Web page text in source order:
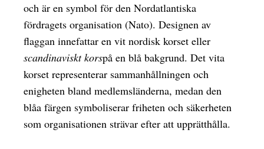
och är en symbol för den Nordatlantiska
fördragets organisation (Nato). Designen av
flaggan innefattar en vit nordisk korset eller
scandinaviskt korspå en blå bakgrund. Det vita
korset representerar sammanhållningen och
enigheten bland medlemsländerna, medan den
blåa färgen symboliserar friheten och säkerheten
som organisationen strävar efter att upprätthålla.